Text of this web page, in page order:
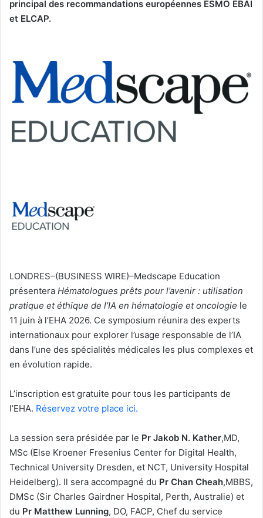
principal des recommandations européennes ESMO EBAI
et ELCAP.
LONDRES–(BUSINESS WIRE)–Medscape Education
présentera Hématologues prêts pour l’avenir : utilisation
pratique et éthique de l’IA en hématologie et oncologie le
11 juin à l’EHA 2026. Ce symposium réunira des experts
internationaux pour explorer l’usage responsable de l’IA
dans l’une des spécialités médicales les plus complexes et
en évolution rapide.
L’inscription est gratuite pour tous les participants de
l’EHA. Réservez votre place ici.
La session sera présidée par le Pr Jakob N. Kather,MD,
MSc (Else Kroener Fresenius Center for Digital Health,
Technical University Dresden, et NCT, University Hospital
Heidelberg). Il sera accompagné du Pr Chan Cheah,MBBS,
DMSc (Sir Charles Gairdner Hospital, Perth, Australie) et
du Pr Matthew Lunning, DO, FACP, Chef du service